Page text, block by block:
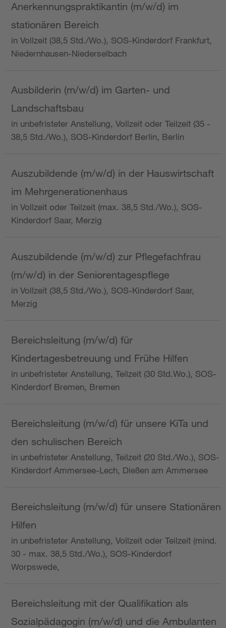
Anerkennungspraktikantin (m/w/d) im
stationären Bereich
in Vollzeit (38,5 Std./Wo.), SOS-Kinderdorf Frankfurt,
Niedernhausen-Niederselbach
Ausbilderin (m/w/d) im Garten- und
Landschaftsbau
in unbefristeter Anstellung, Vollzeit oder Teilzeit (35 -
38,5 Std./Wo.), SOS-Kinderdorf Berlin, Berlin
Auszubildende (m/w/d) in der Hauswirtschaft
im Mehrgenerationenhaus
in Vollzeit oder Teilzeit (max. 38,5 Std./Wo.), SOS-
Kinderdorf Saar, Merzig
Auszubildende (m/w/d) zur Pflegefachfrau
(m/w/d) in der Seniorentagespflege
in Vollzeit (38,5 Std./Wo.), SOS-Kinderdorf Saar,
Merzig
Bereichsleitung (m/w/d) für
Kindertagesbetreuung und Frühe Hilfen
in unbefristeter Anstellung, Teilzeit (30 Std.Wo.), SOS-
Kinderdorf Bremen, Bremen
Bereichsleitung (m/w/d) für unsere KiTa und
den schulischen Bereich
in unbefristeter Anstellung, Teilzeit (20 Std./Wo.), SOS-
Kinderdorf Ammersee-Lech, Dießen am Ammersee
Bereichsleitung (m/w/d) für unsere Stationären
Hilfen
in unbefristeter Anstellung, Vollzeit oder Teilzeit (mind.
30 - max. 38,5 Std./Wo.), SOS-Kinderdorf
Worpswede,
Bereichsleitung mit der Qualifikation als
Sozialpädagogin (m/w/d) und die Ambulanten